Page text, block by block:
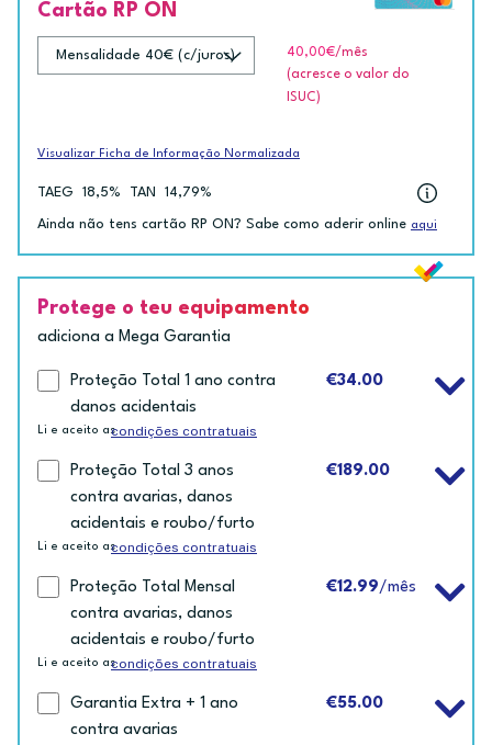
Cartão RP ON
40,00€/mês
(acresce o valor do
ISUC)
Visualizar Ficha de Informação Normalizada
TAEG 18,5% TAN 14,79%
Ainda não tens cartão RP ON? Sabe como aderir online aqui
Protege o teu equipamento
adiciona a Mega Garantia
Proteção Total 1 ano contra
danos acidentais
€34.00
Li e aceito ascondições contratuais
Proteção Total 3 anos
contra avarias, danos
acidentais e roubo/furto
€189.00
Li e aceito ascondições contratuais
Proteção Total Mensal
contra avarias, danos
acidentais e roubo/furto
€12.99/mês
Li e aceito ascondições contratuais
Garantia Extra + 1 ano
contra avarias
€55.00